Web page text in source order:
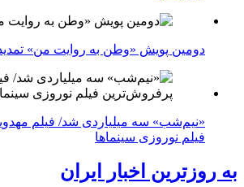
دومین پویش «وطن به روایت من»
«نیم‌شب» سه میلیاردی شد/ فیلم
فیلم نوروزی سینماها
به روزترین اخبار ایران